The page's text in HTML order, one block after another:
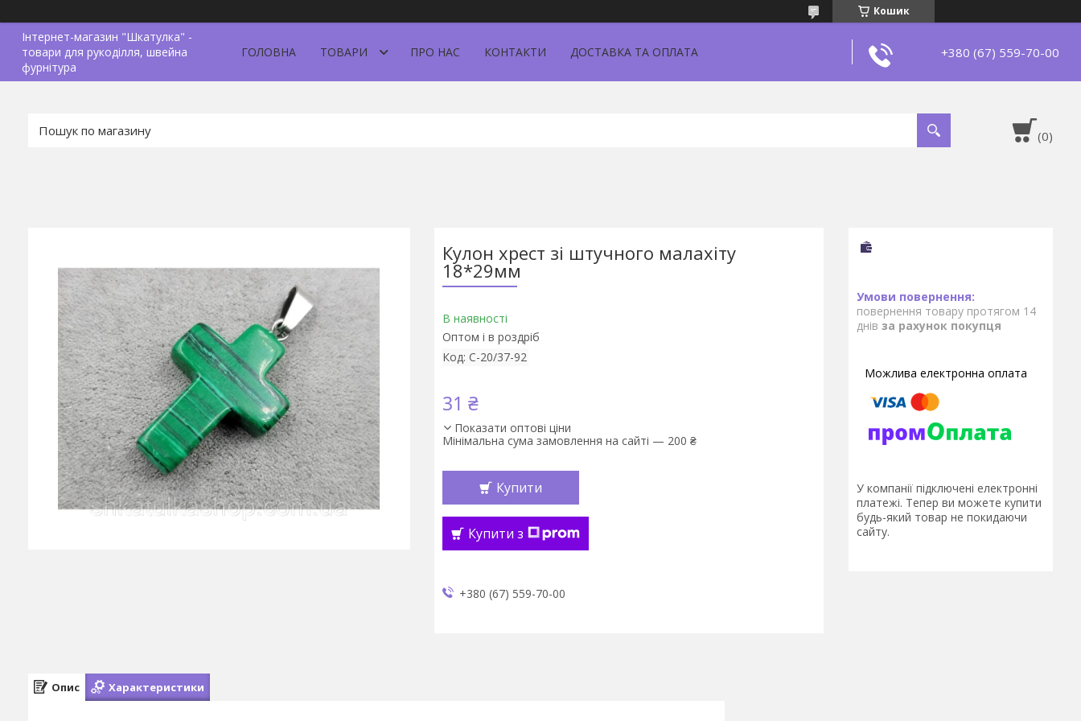
Кошик
Інтернет-магазин "Шкатулка" -
товари для рукоділля, швейна
фурнітура
ГОЛОВНА ТОВАРИ ПРО НАС КОНТАКТИ ДОСТАВКА ТА ОПЛАТА +380 (67) 559-70-00
Кулон хрест зі штучного малахіту
18*29мм
В наявності
Оптом і в роздріб
Код: С-20/37-92
31 ₴
Показати оптові ціни
Мінімальна сума замовлення на сайті — 200 ₴
Купити
Купити з
+380 (67) 559-70-00
повернення товару протягом 14
днів за рахунок покупця
У компанії підключені електронні
платежі. Тепер ви можете купити
будь-який товар не покидаючи
сайту.
Опис Характеристики